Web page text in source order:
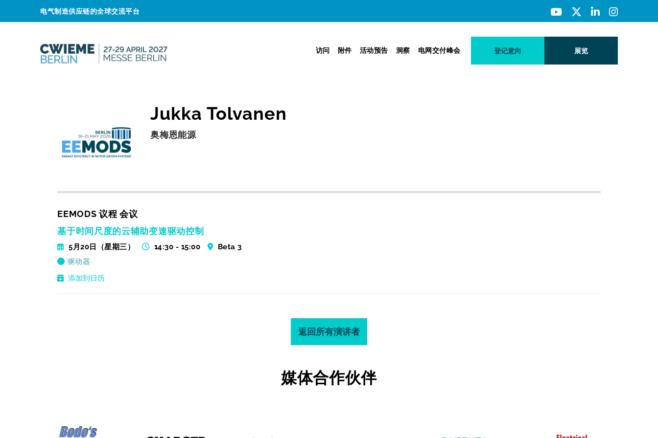
电气制造供应链的全球交流平台
访问 附件 活动预告 洞察 电网交付峰会 登记意向 展览
Jukka Tolvanen
奥梅恩能源
EEMODS 议程 会议
基于时间尺度的云辅助变速驱动控制
5月20日（星期三） 14:30 - 15:00
Beta 3
驱动器
添加到日历
返回所有演讲者
媒体合作伙伴